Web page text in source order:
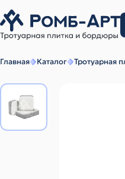
Главная Каталог Тротуарная